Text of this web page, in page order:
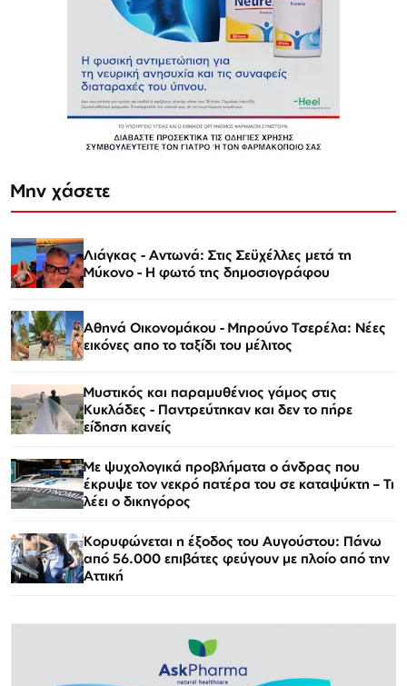
Μην χάσετε
Λιάγκας - Αντωνά: Στις Σεϋχέλλες μετά τη
Μύκονο - Η φωτό της δημοσιογράφου
Αθηνά Οικονομάκου - Μπρούνο Τσερέλα: Νέες
εικόνες απο το ταξίδι του μέλιτος
Μυστικός και παραμυθένιος γάμος στις
Κυκλάδες - Παντρεύτηκαν και δεν το πήρε
είδηση κανείς
Με ψυχολογικά προβλήματα ο άνδρας που
έκρυψε τον νεκρό πατέρα του σε καταψύκτη – Τι
λέει ο δικηγόρος
Κορυφώνεται η έξοδος του Αυγούστου: Πάνω
από 56.000 επιβάτες φεύγουν με πλοίο από την
Αττική